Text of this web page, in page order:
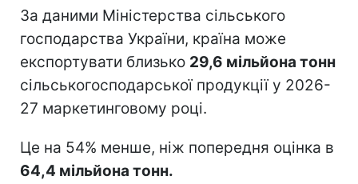
За даними Міністерства сільського
господарства України, країна може
експортувати близько 29,6 мільйона тонн
сільськогосподарської продукції у 2026-
27 маркетинговому році.
Це на 54% менше, ніж попередня оцінка в
64,4 мільйона тонн.